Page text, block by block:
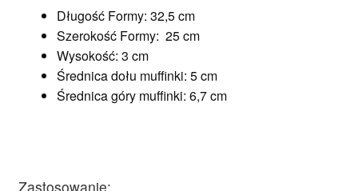
Długość Formy: 32,5 cm
Szerokość Formy: 25 cm
Wysokość: 3 cm
Średnica dołu muffinki: 5 cm
Średnica góry muffinki: 6,7 cm
Zastosowanie: